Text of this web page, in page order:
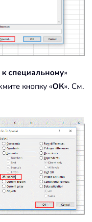
специальному»
кнопку «ОК». См.